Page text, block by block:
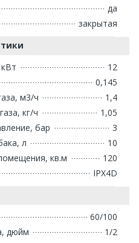
да
закрытая
12
0,145
м3/ч
1,4
кг/ч
1,05
бар
3
л
10
кв.м
120
IPX4D
60/100
дюйм
1/2